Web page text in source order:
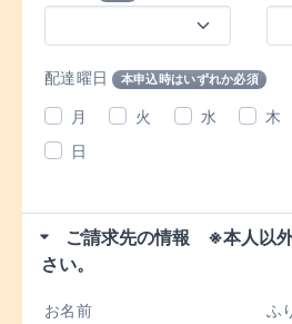
配達曜日 本申込時はいずれか必須
月 火 水 木
日
ご請求先の情報 ※本人以
さい。
お名前 ふ